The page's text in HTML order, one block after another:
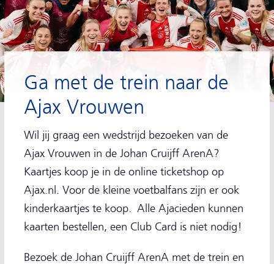
Ga met de trein naar de
Ajax Vrouwen
Wil jij graag een wedstrijd bezoeken van de
Ajax Vrouwen in de Johan Cruijff ArenA?
Kaartjes koop je in de online ticketshop op
Ajax.nl. Voor de kleine voetbalfans zijn er ook
kinderkaartjes te koop. Alle Ajacieden kunnen
kaarten bestellen, een Club Card is niet nodig!
Bezoek de Johan Cruijff ArenA met de trein en